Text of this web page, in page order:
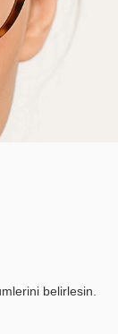
belirlesin.